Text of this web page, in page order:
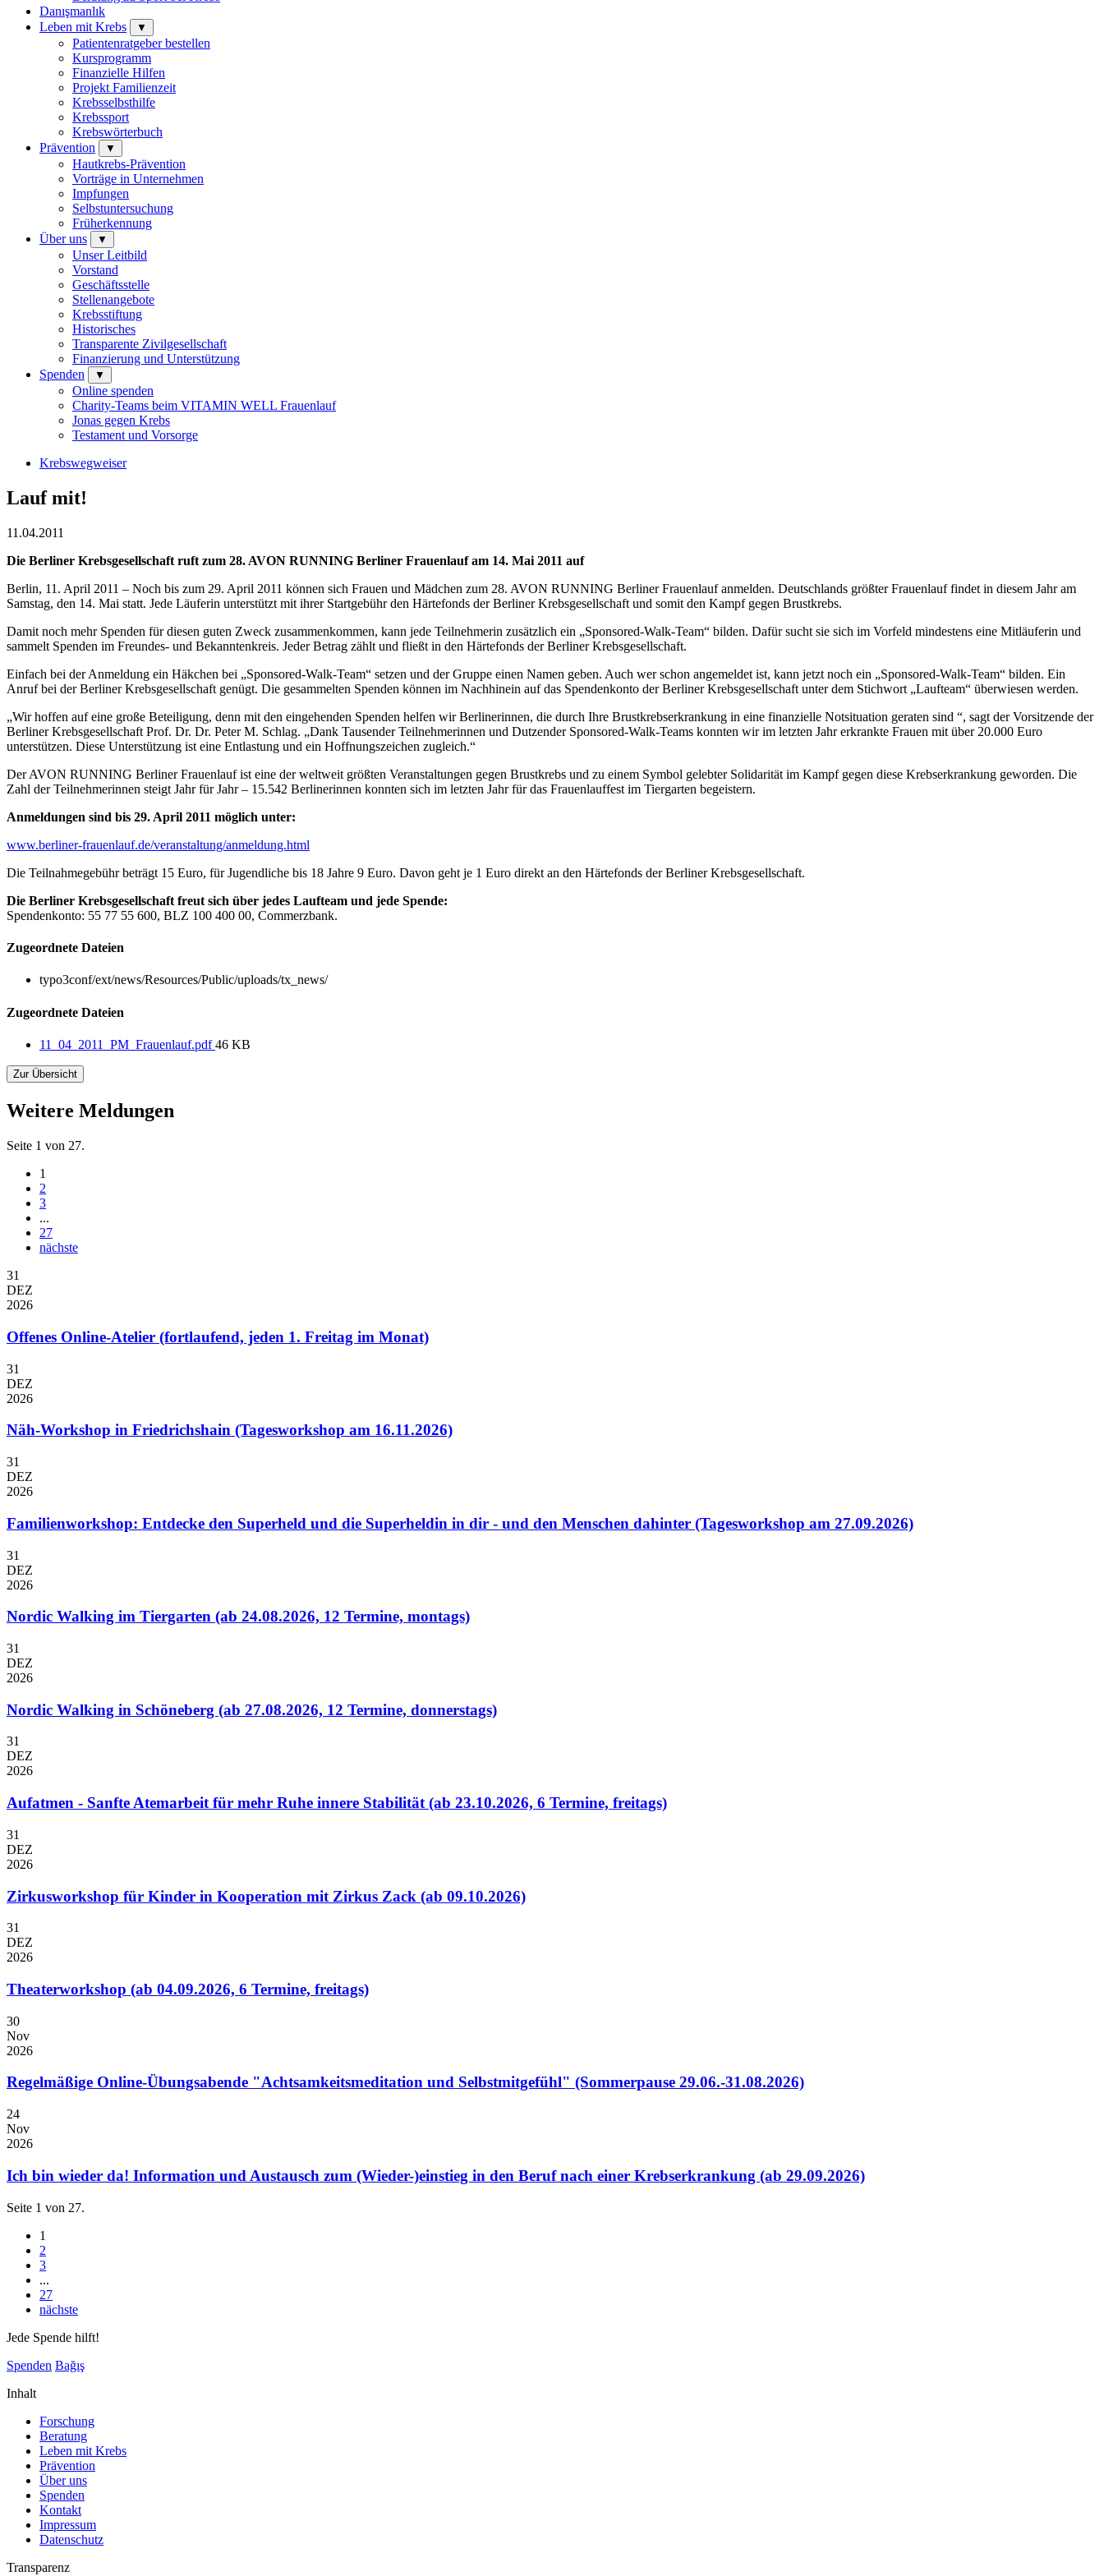
Danışmanlık
Leben mit Krebs
▼
Patientenratgeber bestellen
Kursprogramm
Finanzielle Hilfen
Projekt Familienzeit
Krebsselbsthilfe
Krebssport
Krebswörterbuch
Prävention
▼
Hautkrebs-Prävention
Vorträge in Unternehmen
Impfungen
Selbstuntersuchung
Früherkennung
Über uns
▼
Unser Leitbild
Vorstand
Geschäftsstelle
Stellenangebote
Krebsstiftung
Historisches
Transparente Zivilgesellschaft
Finanzierung und Unterstützung
Spenden
▼
Online spenden
Charity-Teams beim VITAMIN WELL Frauenlauf
Jonas gegen Krebs
Testament und Vorsorge
Krebswegweiser
Lauf mit!
11.04.2011
Die Berliner Krebsgesellschaft ruft zum 28. AVON RUNNING Berliner Frauenlauf am 14. Mai 2011 auf
Berlin, 11. April 2011 – Noch bis zum 29. April 2011 können sich Frauen und Mädchen zum 28. AVON RUNNING Berliner Frauenlauf anmelden. Deutschlands größter Frauenlauf findet in diesem Jahr am
Samstag, den 14. Mai statt. Jede Läuferin unterstützt mit ihrer Startgebühr den Härtefonds der Berliner Krebsgesellschaft und somit den Kampf gegen Brustkrebs.
Damit noch mehr Spenden für diesen guten Zweck zusammenkommen, kann jede Teilnehmerin zusätzlich ein „Sponsored-Walk-Team“ bilden. Dafür sucht sie sich im Vorfeld mindestens eine Mitläuferin und
sammelt Spenden im Freundes- und Bekanntenkreis. Jeder Betrag zählt und fließt in den Härtefonds der Berliner Krebsgesellschaft.
Einfach bei der Anmeldung ein Häkchen bei „Sponsored-Walk-Team“ setzen und der Gruppe einen Namen geben. Auch wer schon angemeldet ist, kann jetzt noch ein „Sponsored-Walk-Team“ bilden. Ein
Anruf bei der Berliner Krebsgesellschaft genügt. Die gesammelten Spenden können im Nachhinein auf das Spendenkonto der Berliner Krebsgesellschaft unter dem Stichwort „Laufteam“ überwiesen werden.
„Wir hoffen auf eine große Beteiligung, denn mit den eingehenden Spenden helfen wir Berlinerinnen, die durch Ihre Brustkrebserkrankung in eine finanzielle Notsituation geraten sind “, sagt der Vorsitzende der
Berliner Krebsgesellschaft Prof. Dr. Dr. Peter M. Schlag. „Dank Tausender Teilnehmerinnen und Dutzender Sponsored-Walk-Teams konnten wir im letzten Jahr erkrankte Frauen mit über 20.000 Euro
unterstützen. Diese Unterstützung ist eine Entlastung und ein Hoffnungszeichen zugleich.“
Der AVON RUNNING Berliner Frauenlauf ist eine der weltweit größten Veranstaltungen gegen Brustkrebs und zu einem Symbol gelebter Solidarität im Kampf gegen diese Krebserkrankung geworden. Die
Zahl der Teilnehmerinnen steigt Jahr für Jahr – 15.542 Berlinerinnen konnten sich im letzten Jahr für das Frauenlauffest im Tiergarten begeistern.
Anmeldungen sind bis 29. April 2011 möglich unter:
www.berliner-frauenlauf.de/veranstaltung/anmeldung.html
Die Teilnahmegebühr beträgt 15 Euro, für Jugendliche bis 18 Jahre 9 Euro. Davon geht je 1 Euro direkt an den Härtefonds der Berliner Krebsgesellschaft.
Die Berliner Krebsgesellschaft freut sich über jedes Laufteam und jede Spende:
Spendenkonto: 55 77 55 600, BLZ 100 400 00, Commerzbank.
Zugeordnete Dateien
typo3conf/ext/news/Resources/Public/uploads/tx_news/
Zugeordnete Dateien
11_04_2011_PM_Frauenlauf.pdf46 KB
Zur Übersicht
Weitere Meldungen
Seite 1 von 27.
1
2
3
...
27
nächste
31
DEZ
2026
Offenes Online-Atelier (fortlaufend, jeden 1. Freitag im Monat)
31
DEZ
2026
Näh-Workshop in Friedrichshain (Tagesworkshop am 16.11.2026)
31
DEZ
2026
Familienworkshop: Entdecke den Superheld und die Superheldin in dir - und den Menschen dahinter (Tagesworkshop am 27.09.2026)
31
DEZ
2026
Nordic Walking im Tiergarten (ab 24.08.2026, 12 Termine, montags)
31
DEZ
2026
Nordic Walking in Schöneberg (ab 27.08.2026, 12 Termine, donnerstags)
31
DEZ
2026
Aufatmen - Sanfte Atemarbeit für mehr Ruhe innere Stabilität (ab 23.10.2026, 6 Termine, freitags)
31
DEZ
2026
Zirkusworkshop für Kinder in Kooperation mit Zirkus Zack (ab 09.10.2026)
31
DEZ
2026
Theaterworkshop (ab 04.09.2026, 6 Termine, freitags)
30
Nov
2026
Regelmäßige Online-Übungsabende "Achtsamkeitsmeditation und Selbstmitgefühl" (Sommerpause 29.06.-31.08.2026)
24
Nov
2026
Ich bin wieder da! Information und Austausch zum (Wieder-)einstieg in den Beruf nach einer Krebserkrankung (ab 29.09.2026)
Seite 1 von 27.
1
2
3
...
27
nächste
Jede Spende hilft!
Spenden Bağış
Inhalt
Forschung
Beratung
Leben mit Krebs
Prävention
Über uns
Spenden
Kontakt
Impressum
Datenschutz
Transparenz